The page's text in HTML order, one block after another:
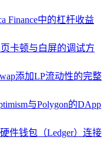
Finance中的杠杆收益
卡顿与白屏的调试方
添加LP流动性的完整
与Polygon的DApp
件钱包（Ledger）连接